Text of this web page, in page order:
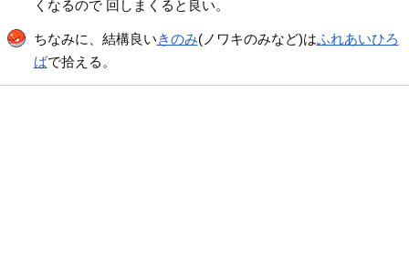
くなるので 回しまくると良い。
ちなみに、結構良いきのみ(ノワキのみなど)はふれあいひろ
ばで拾える。